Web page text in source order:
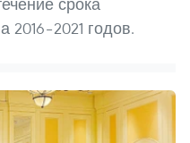
срока
2016–2021 годов.